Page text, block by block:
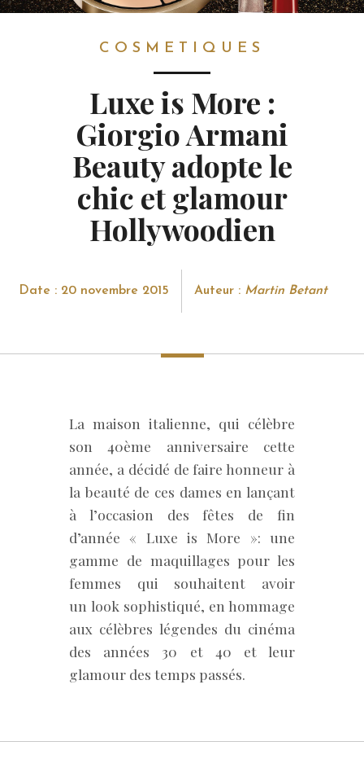
COSMETIQUES
Luxe is More :
Giorgio Armani
Beauty adopte le
chic et glamour
Hollywoodien
Date : 20 novembre 2015 Auteur : Martin Betant
La maison italienne, qui célèbre
son 40ème anniversaire cette
année, a décidé de faire honneur à
la beauté de ces dames en lançant
à l’occasion des fêtes de fin
d’année « Luxe is More »: une
gamme de maquillages pour les
femmes qui souhaitent avoir
un look sophistiqué, en hommage
aux célèbres légendes du cinéma
des années 30 et 40 et leur
glamour des temps passés.